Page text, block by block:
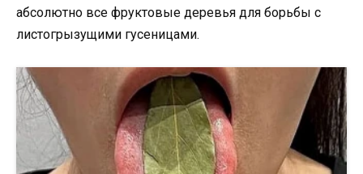
абсолютно все фруктовые деревья для борьбы с
листогрызущими гусеницами.